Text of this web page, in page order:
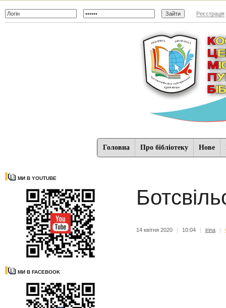
Реєстрація
Головна Про бібліотеку Нове
МИ В YOUTUBE
МИ В FACEBOOK
14 квітня 2020 | 10:04 | irina |